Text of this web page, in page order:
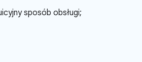
sposób obsługi;